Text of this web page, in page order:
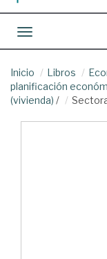
Toggle navigation
Inicio Libros
planificación
(vivienda) /